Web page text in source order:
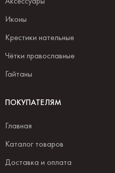
Иконы
Крестики нательные
Чётки православные
Гайтаны
ПОКУПАТЕЛЯМ
Главная
Каталог товаров
Доставка и оплата